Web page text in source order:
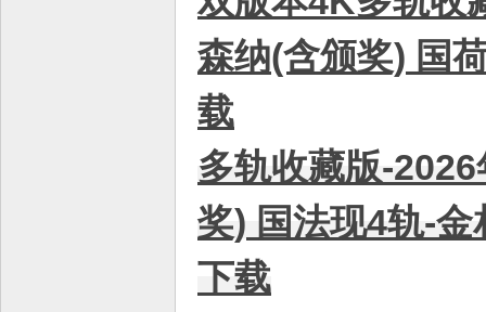
森纳(含颁奖) 国
载
多轨收藏版-
奖) 国法现4轨-
下载